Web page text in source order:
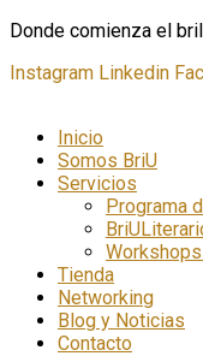
Donde comienza el
Instagram Linkedin
Inicio
Somos BriU
Servicios
Programa
Tienda
Networking
Blog y Noticias
Contacto